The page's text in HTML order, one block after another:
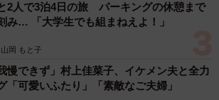
2人で3泊4日の旅 パーキングの休憩まで
み… 「大学生でも組まねえよ！」
山岡 もと子
我慢できず」村上佳菜子、イケメン夫と全力
「可愛いふたり」「素敵なご夫婦」